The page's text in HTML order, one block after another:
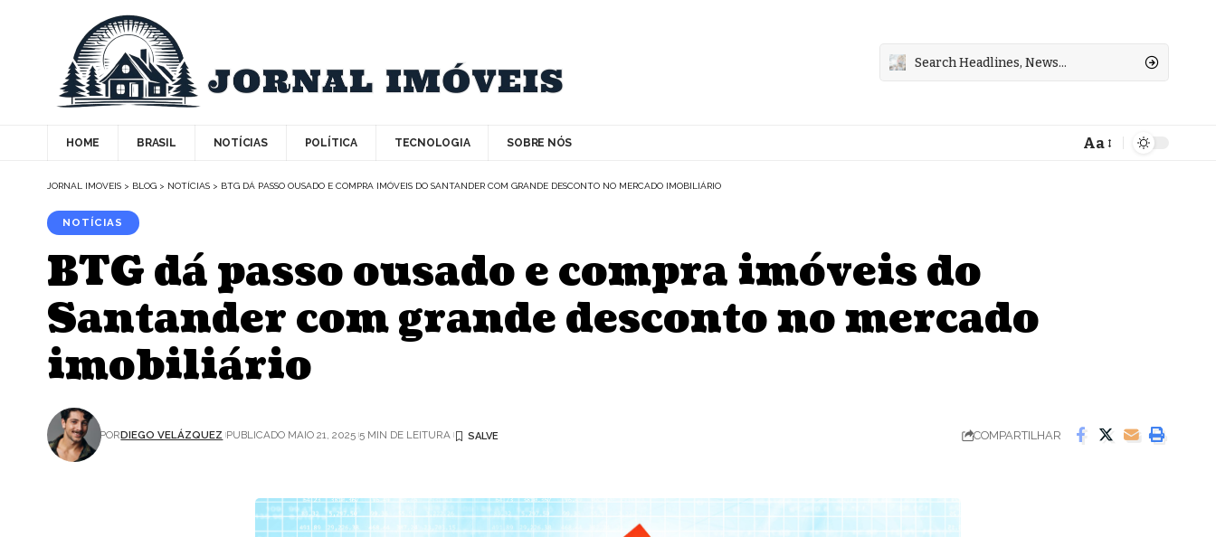
HOME BRASIL NOTÍCIAS POLÍTICA TECNOLOGIA SOBRE NÓS
Font
Aa
JORNAL IMOVEIS > BLOG > NOTÍCIAS > BTG DÁ PASSO OUSADO E COMPRA IMÓVEIS DO SANTANDER COM GRANDE DESCONTO NO MERCADO IMOBILIÁRIO
NOTÍCIAS
BTG dá passo ousado e compra imóveis do
Santander com grande desconto no mercado
imobiliário
PORDIEGO VELÁZQUEZ PUBLICADO MAIO 21, 2025 5 MIN DE LEITURA COMPARTILHAR